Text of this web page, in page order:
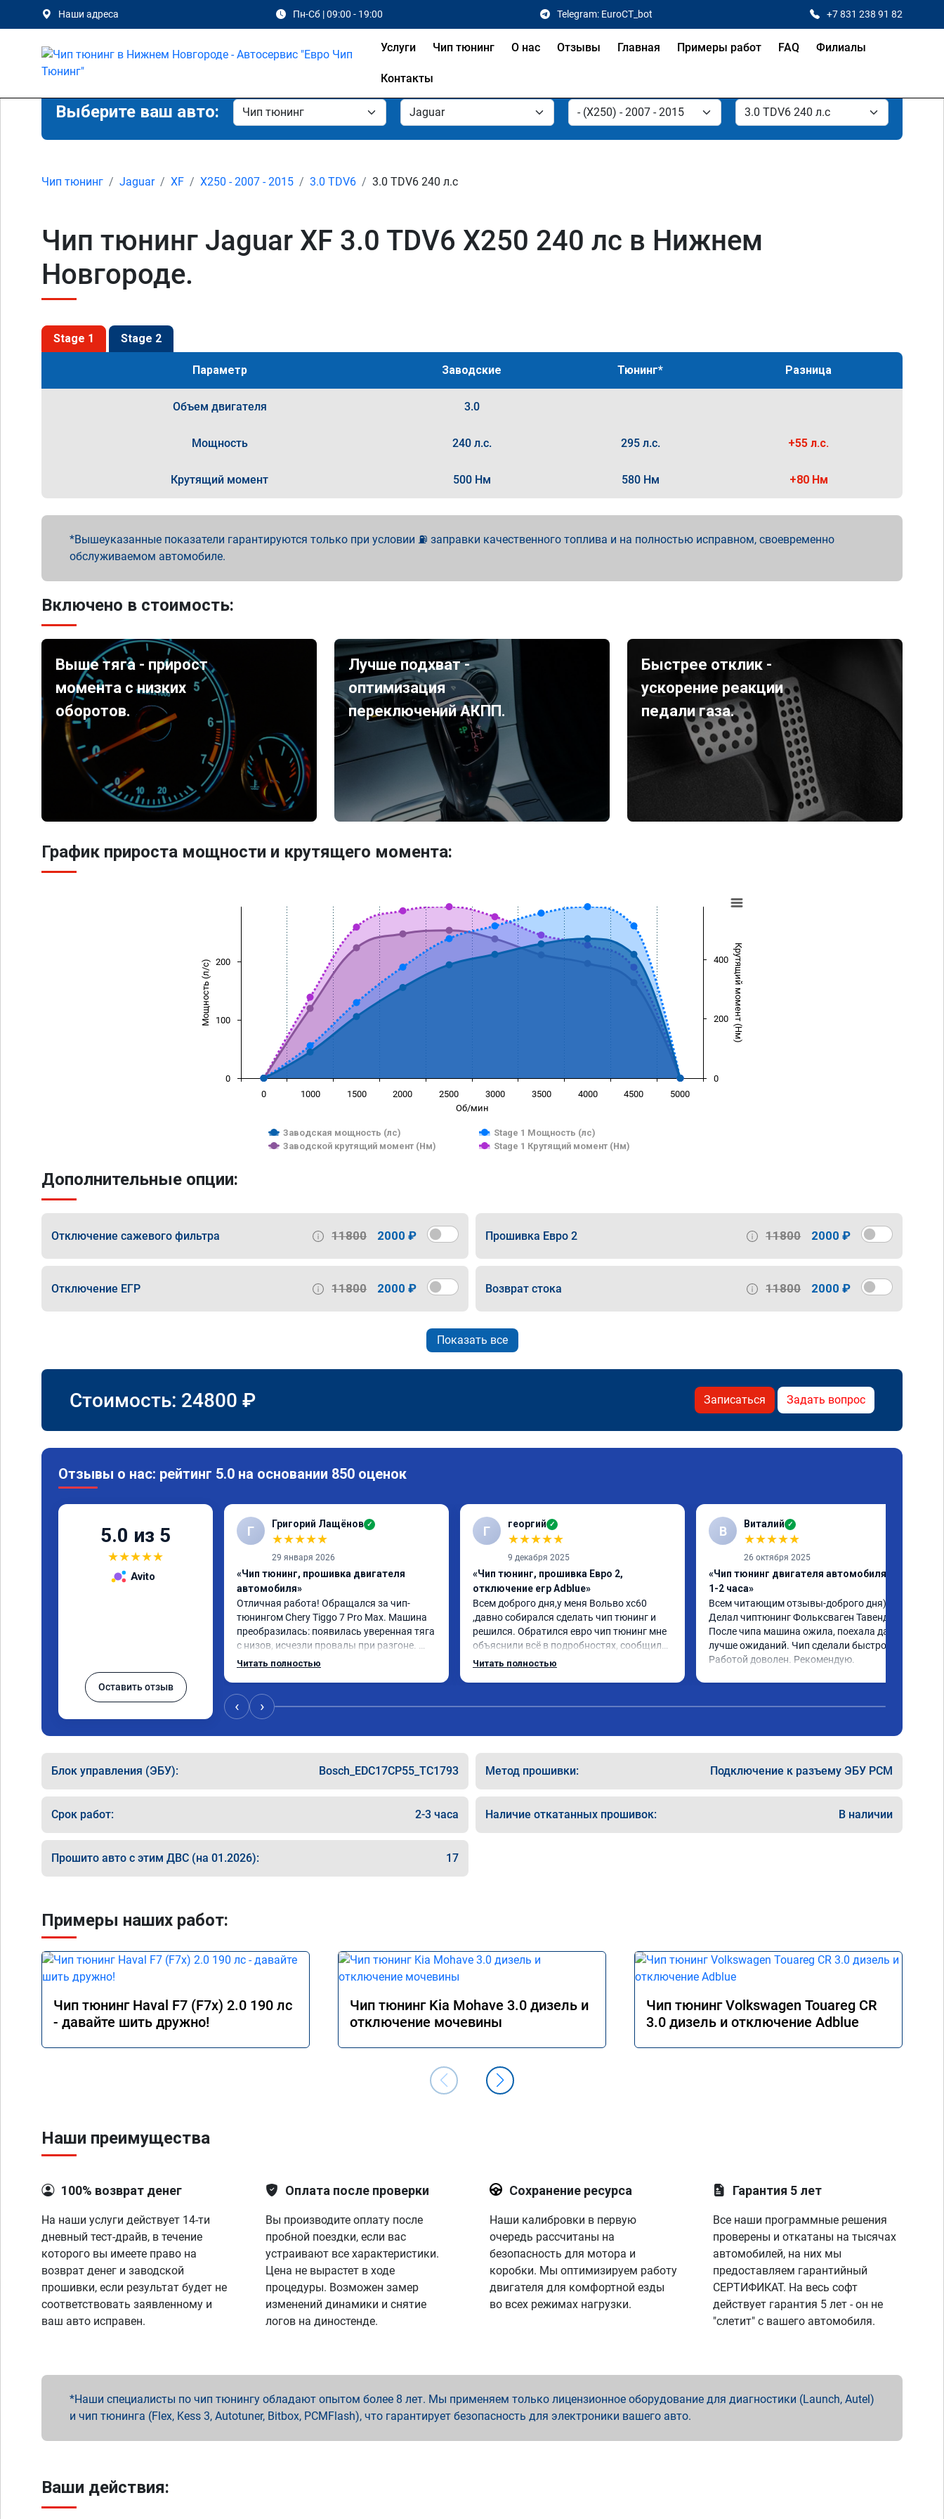
Наши адреса Пн-Сб | 09:00 - 19:00 Telegram: EuroCT_bot +7 831 238 91 82
Услуги Чип тюнинг О нас Отзывы Главная Примеры работ FAQ Филиалы
Контакты
Выберите ваш авто:
Чип тюнинг Jaguar XF X250 - 2007 - 2015 3.0 TDV6 3.0 TDV6 240 л.с
Чип тюнинг Jaguar XF 3.0 TDV6 X250 240 лс в Нижнем
Новгороде.
Stage 1 Stage 2
Параметр Заводские Тюнинг* Разница
Объем двигателя 3.0
Мощность 240 л.с. 295 л.с. +55 л.с.
Крутящий момент 500 Нм 580 Нм +80 Нм
Вышеуказанные показатели гарантируются только при условии ⛽ заправки качественного топлива и на полностью исправном, своевременно
обслуживаемом автомобиле.
Включено в стоимость:
Выше тяга - прирост
момента с низких
оборотов.
Лучше подхват -
оптимизация
переключений АКПП.
Быстрее отклик -
ускорение реакции
педали газа.
График прироста мощности и крутящего момента:
Об/мин
Мощность (л/с) Крутящий момент (Нм)
Заводская мощность (лс)
Stage 1 Мощность (лс)
Заводской крутящий момент (Нм)
Stage 1 Крутящий момент (Нм)
0 1000 1500 2000 2500 3000 3500 4000 4500 5000
0
100
200
0
200
400
Дополнительные опции:
Отключение сажевого фильтра 11800 2000 ₽ Прошивка Евро 2 11800 2000 ₽
Отключение ЕГР 11800 2000 ₽ Возврат стока 11800 2000 ₽
Показать все
Стоимость: 24800 ₽ Записаться Задать вопрос
Отзывы о нас: рейтинг 5.0 на основании 850 оценок
5.0 из 5
★★★★★
Avito
Оставить отзыв
Г Григорий Лащёнов ✓
★★★★★
29 января 2026
«Чип тюнинг, прошивка двигателя
автомобиля»
Отличная работа! Обращался за чип-
тюнингом Chery Tiggo 7 Pro Max. Машина
преобразилась: появилась уверенная тяга
с низов, исчезли провалы при разгоне.
Расход в спокойном режиме даже немного
всем, кто сомневается.
Читать полностью
Г георгий ✓
★★★★★
9 декабря 2025
«Чип тюнинг, прошивка Евро 2,
отключение егр Adblue»
Всем доброго дня,у меня Вольво xc60
,давно собирался сделать чип тюнинг и
решился. Обратился евро чип тюнинг мне
объяснили всё в подробностях, сообщили
сумму записали. Приехал в назначенное
Читать полностью
В Виталий ✓
★★★★★
26 октября 2025
«Чип тюнинг двигателя автомобиля за
1-2 часа»
Всем читающим отзывы-доброго дня))
Делал чиптюнинг Фольксваген Тавендор.
После чипа машина ожила, поехала даже
лучше ожиданий. Чип сделали быстро.
Работой доволен. Рекомендую.
‹ ›
Блок управления (ЭБУ): Bosch_EDC17CP55_TC1793 Метод прошивки: Подключение к разъему ЭБУ PCM
Срок работ: 2-3 часа Наличие откатанных прошивок: В наличии
Прошито авто с этим ДВС (на 01.2026): 17
Примеры наших работ:
Чип тюнинг Haval F7 (F7x) 2.0 190 лс
- давайте шить дружно!
Чип тюнинг Kia Mohave 3.0 дизель и
отключение мочевины
Чип тюнинг Volkswagen Touareg CR
3.0 дизель и отключение Adblue
Наши преимущества
100% возврат денег
На наши услуги действует 14-ти
дневный тест-драйв, в течение
которого вы имеете право на
возврат денег и заводской
прошивки, если результат будет не
соответствовать заявленному и
ваш авто исправен.
Оплата после проверки
Вы производите оплату после
пробной поездки, если вас
устраивают все характеристики.
Цена не вырастет в ходе
процедуры. Возможен замер
изменений динамики и снятие
логов на диностенде.
Сохранение ресурса
Наши калибровки в первую
очередь рассчитаны на
безопасность для мотора и
коробки. Мы оптимизируем работу
двигателя для комфортной езды
во всех режимах нагрузки.
Гарантия 5 лет
Все наши программные решения
проверены и откатаны на тысячах
автомобилей, на них мы
предоставляем гарантийный
СЕРТИФИКАТ. На весь софт
действует гарантия 5 лет - он не
"слетит" с вашего автомобиля.
Наши специалисты по чип тюнингу обладают опытом более 8 лет. Мы применяем только лицензионное оборудование для диагностики (Launch, Autel)
и чип тюнинга (Flex, Kess 3, Autotuner, Bitbox, PCMFlash), что гарантирует безопасность для электроники вашего авто.
Ваши действия: